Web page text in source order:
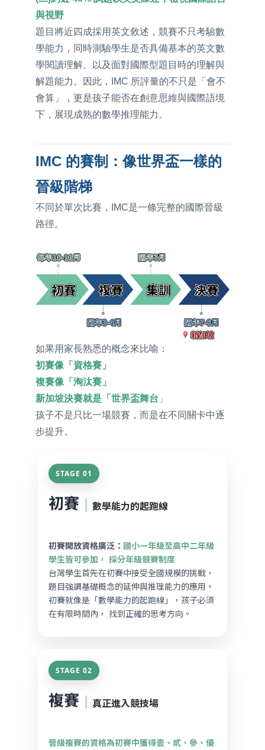
與視野
題目將近四成採用英文敘述，競賽不只考驗數
學能力，同時測驗學生是否具備基本的英文數
學閱讀理解、以及面對國際型題目時的理解與
解題能力。因此，IMC 所評量的不只是「會不
會算」，更是孩子能否在創意思維與國際語境
下，展現成熟的數學推理能力。
IMC 的賽制：像世界盃一樣的
晉級階梯
不同於單次比賽，IMC是一條完整的國際晉級
路徑。
如果用家長熟悉的概念來比喻：
初賽像「資格賽」
複賽像「淘汰賽」
新加坡決賽就是「世界盃舞台 」
孩子不是只比一場競賽，而是在不同關卡中逐
步提升。
STAGE 01
初賽 ｜ 數學能力的起跑線
初賽開放資格廣泛： 國小一年級至高中二年級
學生皆可參加， 採分年級競賽制度
台灣學生首先在初賽中接受全國規模的挑戰，
題目強調基礎概念的延伸與推理能力的應用。
初賽就像是「數學能力的起跑線」，孩子必須
在有限時間內， 找到正確的思考方向。
STAGE 02
複賽 ｜ 真正進入競技場
晉級複賽的資格為初賽中獲得壹、貳、參、優